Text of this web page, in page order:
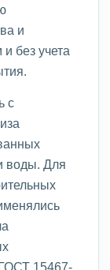
и
без учета
с
воды. Для
15467-